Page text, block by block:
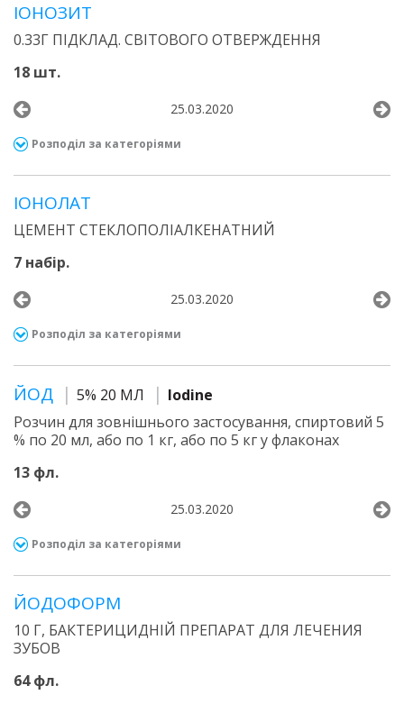
ІОНОЗИТ
0.33Г ПІДКЛАД. СВІТОВОГО ОТВЕРЖДЕННЯ
18 шт.
25.03.2020
Розподіл за категоріями
ІОНОЛАТ
ЦЕМЕНТ СТЕКЛОПОЛІАЛКЕНАТНИЙ
7 набір.
25.03.2020
Розподіл за категоріями
ЙОД 5% 20 МЛ
Iodine
Розчин для зовнішнього застосування, спиртовий 5
% по 20 мл, або по 1 кг, або по 5 кг у флаконах
13 фл.
25.03.2020
Розподіл за категоріями
ЙОДОФОРМ
10 Г, БАКТЕРИЦИДНІЙ ПРЕПАРАТ ДЛЯ ЛЕЧЕНИЯ
ЗУБОВ
64 фл.